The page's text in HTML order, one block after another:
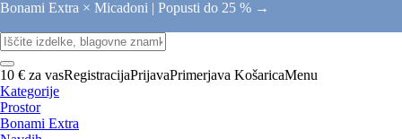
Bonami Extra × Micadoni | Popusti do 25 % →
10 € za vasRegistracijaPrijavaPrimerjava KošaricaMenu
Kategorije
Prostor
Bonami Extra